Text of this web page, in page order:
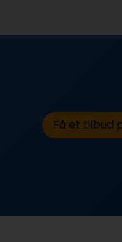
Få et tilbud